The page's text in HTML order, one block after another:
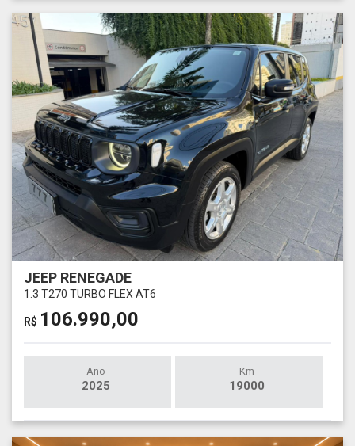
JEEP RENEGADE
1.3 T270 TURBO FLEX AT6
R$ 106.990,00
Ano
2025
Km
19000